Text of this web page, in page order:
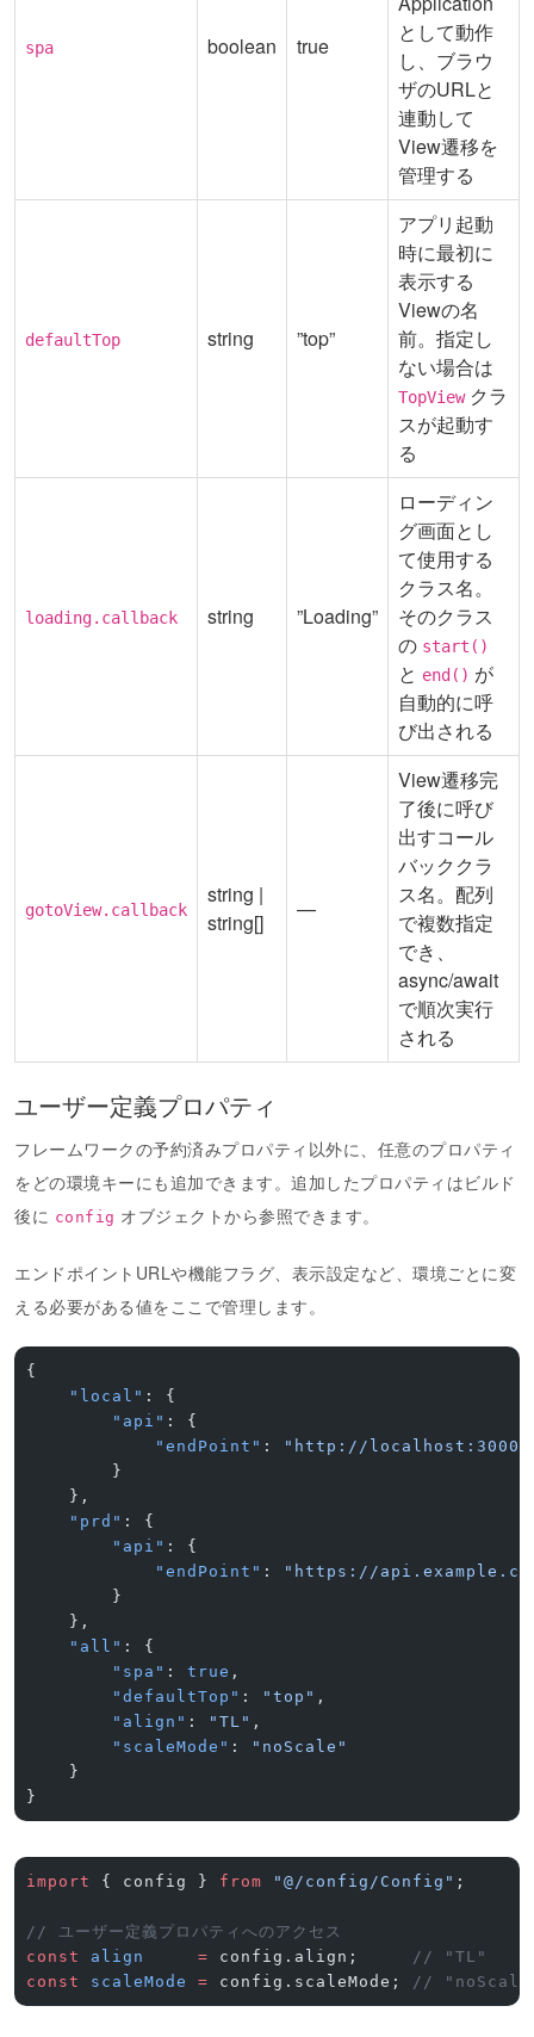
spa boolean true
として動作
し、ブラウ
ザのURLと
連動して
View遷移を
管理する
defaultTop string ”top”
アプリ起動
時に最初に
表示する
Viewの名
前。指定し
ない場合は
TopViewクラ
スが起動す
る
loading.callback string ”Loading”
ローディン
グ画面とし
て使用する
クラス名。
そのクラス
の start()
と end() が
自動的に呼
び出される
gotoView.callback
string |
string[]
—
View遷移完
了後に呼び
出すコール
バッククラ
ス名。配列
で複数指定
でき、
async/await
で順次実行
される
ユーザー定義プロパティ
フレームワークの予約済みプロパティ以外に、任意のプロパティ
をどの環境キーにも追加できます。追加したプロパティはビルド
後に config オブジェクトから参照できます。
エンドポイントURLや機能フラグ、表示設定など、環境ごとに変
える必要がある値をここで管理します。
{
    "local"
: {
        "api"
: {
            "endPoint"
:
"http://
        }
    },
    "prd"
: {
        "api"
: {
            "endPoint"
:
"https://
        }
    },
    "all"
: {
        "spa"
: true ,
        "defaultTop"
: "top" ,
        "align"
: "TL" ,
        "scaleMode"
:
"noScale"
    }
}
import { config } from "@/config/Config" ;
// ユーザー定義プロパティへのアクセス
const
align
     =
config.align;
// "TL"
const
scaleMode = config.scaleMode; //